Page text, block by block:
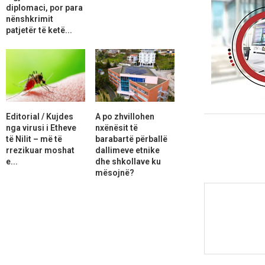
diplomaci, por para
nënshkrimit
patjetër të ketë...
Editorial / Kujdes
nga virusi i Etheve
të Nilit – më të
rrezikuar moshat
e...
A po zhvillohen
nxënësit të
barabartë përballë
dallimeve etnike
dhe shkollave ku
mësojnë?